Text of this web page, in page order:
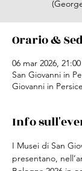
Orario &
06 mar 2026,
San Giovanni in
Giovanni in
Info
I Musei di San
presentano,